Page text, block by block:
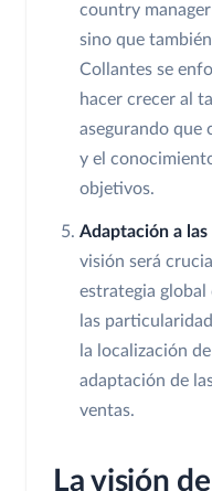
country
sino que
Collantes se
hacer crecer al
asegurando que
y el
objetivos.
Adaptación a
visión será
estrategia global
las
la localización
adaptación de
ventas.
La visión